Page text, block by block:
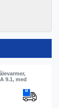
9.1, med